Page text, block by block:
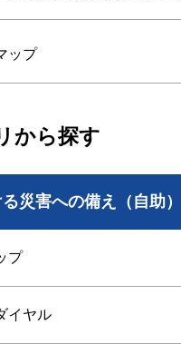
ップ
から探す
災害への備え（自助）
プ
イヤル